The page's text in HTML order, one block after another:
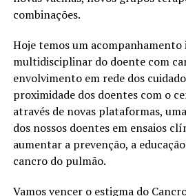
combinações.
Hoje temos um acompanhamento
multidisciplinar do doente com
envolvimento em rede dos
proximidade dos doentes com o
através de novas plataformas,
dos nossos doentes em ensaios
aumentar a prevenção, a
cancro do pulmão.
Vamos vencer o estigma do